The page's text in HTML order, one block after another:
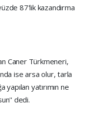
87'lik kazandırma
Caner Türkmeneri,
ise arsa olur, tarla
yatırımın ne
dedi.